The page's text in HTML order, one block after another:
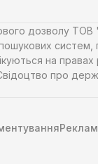
дозволу ТОВ
систем,
на
про